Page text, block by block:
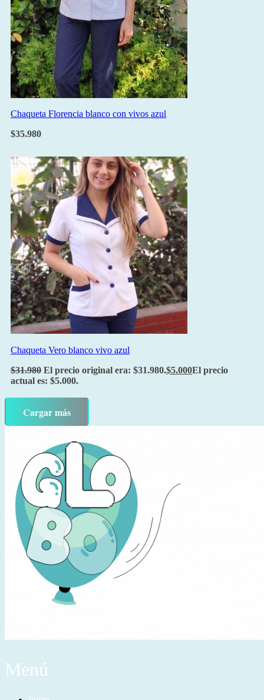
Chaqueta Florencia blanco con vivos azul
$35.980
Chaqueta Vero blanco vivo azul
$31.980 El precio original era: $31.980.$5.000El precio
actual es: $5.000.
Cargar más
Menú